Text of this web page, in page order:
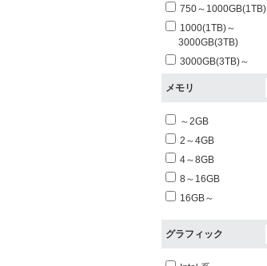
750～1000GB(1TB)
1000(1TB)～
3000GB(3TB)
3000GB(3TB)～
メモリ
～2GB
2～4GB
4～8GB
8～16GB
16GB～
グラフィック